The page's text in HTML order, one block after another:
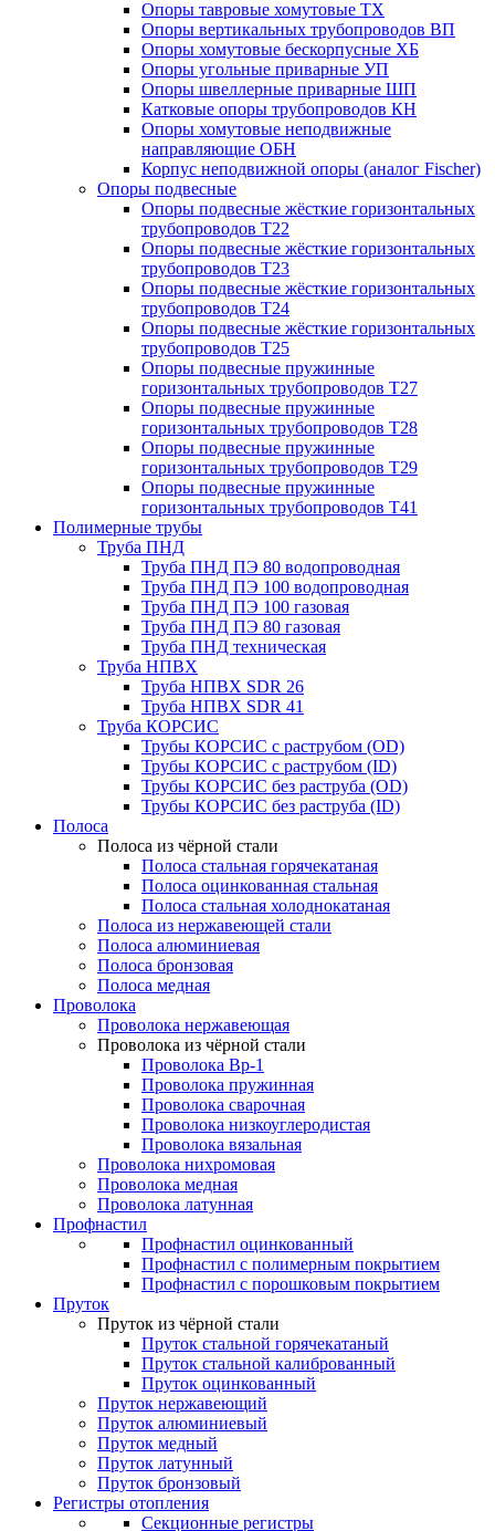
Опоры тавровые хомутовые ТХ
Опоры вертикальных трубопроводов ВП
Опоры хомутовые бескорпусные ХБ
Опоры угольные приварные УП
Опоры швеллерные приварные ШП
Катковые опоры трубопроводов КН
Опоры хомутовые неподвижные
направляющие ОБН
Корпус неподвижной опоры (аналог Fischer)
Опоры подвесные
Опоры подвесные жёсткие горизонтальных
трубопроводов Т22
Опоры подвесные жёсткие горизонтальных
трубопроводов Т23
Опоры подвесные жёсткие горизонтальных
трубопроводов Т24
Опоры подвесные жёсткие горизонтальных
трубопроводов Т25
Опоры подвесные пружинные
горизонтальных трубопроводов Т27
Опоры подвесные пружинные
горизонтальных трубопроводов Т28
Опоры подвесные пружинные
горизонтальных трубопроводов Т29
Опоры подвесные пружинные
горизонтальных трубопроводов Т41
Полимерные трубы
Труба ПНД
Труба ПНД ПЭ 80 водопроводная
Труба ПНД ПЭ 100 водопроводная
Труба ПНД ПЭ 100 газовая
Труба ПНД ПЭ 80 газовая
Труба ПНД техническая
Труба НПВХ
Труба НПВХ SDR 26
Труба НПВХ SDR 41
Труба КОРСИС
Трубы КОРСИС с раструбом (OD)
Трубы КОРСИС с раструбом (ID)
Трубы КОРСИС без раструба (OD)
Трубы КОРСИС без раструба (ID)
Полоса
Полоса из чёрной стали
Полоса стальная горячекатаная
Полоса оцинкованная стальная
Полоса стальная холоднокатаная
Полоса из нержавеющей стали
Полоса алюминиевая
Полоса бронзовая
Полоса медная
Проволока
Проволока нержавеющая
Проволока из чёрной стали
Проволока Вр-1
Проволока пружинная
Проволока сварочная
Проволока низкоуглеродистая
Проволока вязальная
Проволока нихромовая
Проволока медная
Проволока латунная
Профнастил
Профнастил оцинкованный
Профнастил с полимерным покрытием
Профнастил с порошковым покрытием
Пруток
Пруток из чёрной стали
Пруток стальной горячекатаный
Пруток стальной калиброванный
Пруток оцинкованный
Пруток нержавеющий
Пруток алюминиевый
Пруток медный
Пруток латунный
Пруток бронзовый
Регистры отопления
Секционные регистры